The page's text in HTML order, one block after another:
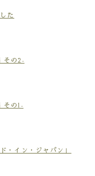
た
その2-
その1-
・イン・ジャパン」